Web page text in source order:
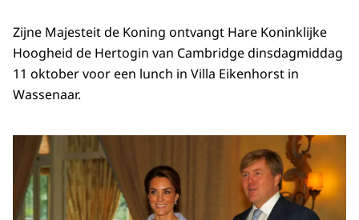
Zijne Majesteit de Koning ontvangt Hare Koninklijke
Hoogheid de Hertogin van Cambridge dinsdagmiddag
11 oktober voor een lunch in Villa Eikenhorst in
Wassenaar.